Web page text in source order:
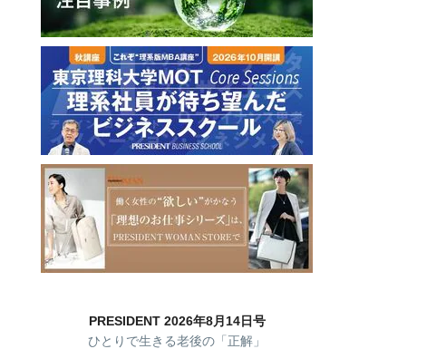
PRESIDENT 2026年8月14日号
ひとりで生きる老後の「正解」